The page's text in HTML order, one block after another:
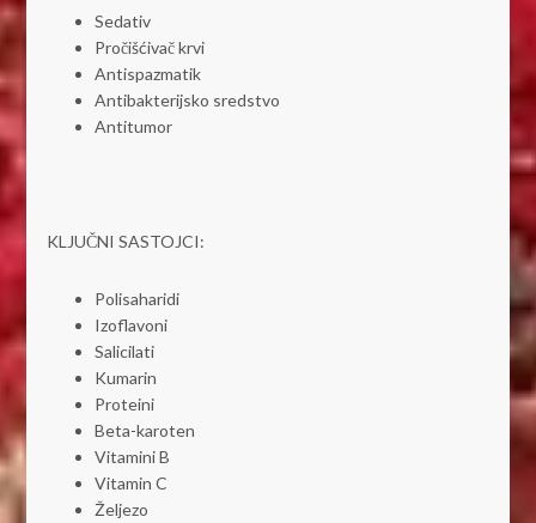
Sedativ
Pročišćivač krvi
Antispazmatik
Antibakterijsko sredstvo
Antitumor
KLJUČNI SASTOJCI:
Polisaharidi
Izoflavoni
Salicilati
Kumarin
Proteini
Beta-karoten
Vitamini B
Vitamin C
Željezo